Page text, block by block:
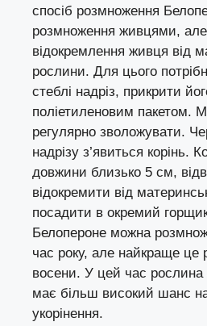
спосіб розмноження
розмноження живцями,
відокремлення живця від
рослини. Для цього
стеблі надріз, прикрити
поліетиленовим пакетом.
регулярно зволожувати.
надрізу з’явиться корінь.
довжини близько 5 см,
відокремити від
посадити в окремий
Белопероне можна
час року, але найкраще це
восени. У цей час рослина
має більш високий шанс
укорінення.